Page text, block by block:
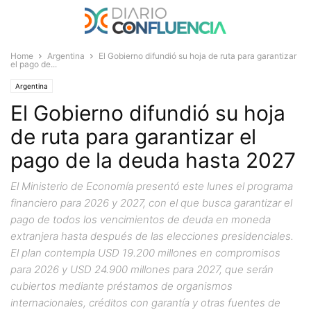
Home Argentina
El Gobierno difundió su hoja de ruta para garantizar
el pago de...
Argentina
El Gobierno difundió su hoja
de ruta para garantizar el
pago de la deuda hasta 2027
El Ministerio de Economía presentó este lunes el programa
financiero para 2026 y 2027, con el que busca garantizar el
pago de todos los vencimientos de deuda en moneda
extranjera hasta después de las elecciones presidenciales.
El plan contempla USD 19.200 millones en compromisos
para 2026 y USD 24.900 millones para 2027, que serán
cubiertos mediante préstamos de organismos
internacionales, créditos con garantía y otras fuentes de